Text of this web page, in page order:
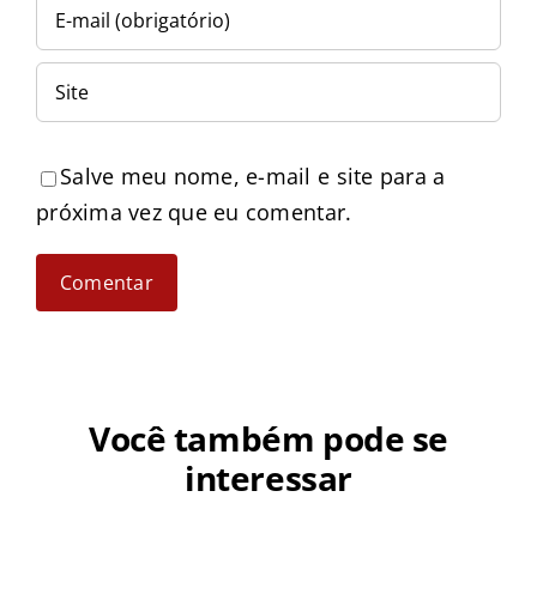
Salve meu nome, e-mail e site para a
próxima vez que eu comentar.
Você também pode se
interessar